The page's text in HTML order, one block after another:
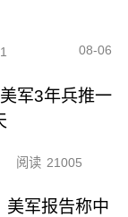
08-06
军3年兵推一
阅读 21005
美军报告称中